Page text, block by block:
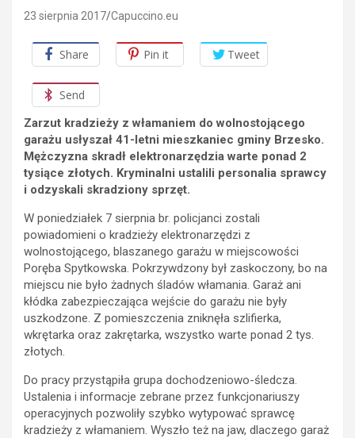
23 sierpnia 2017 Capuccino.eu
Share Pin it Tweet
Send
Zarzut kradzieży z włamaniem do wolnostojącego
garażu usłyszał 41-letni mieszkaniec gminy Brzesko.
Mężczyzna skradł elektronarzędzia warte ponad 2
tysiące złotych. Kryminalni ustalili personalia sprawcy
i odzyskali skradziony sprzęt.
W poniedziałek 7 sierpnia br. policjanci zostali
powiadomieni o kradzieży elektronarzędzi z
wolnostojącego, blaszanego garażu w miejscowości
Poręba Spytkowska. Pokrzywdzony był zaskoczony, bo na
miejscu nie było żadnych śladów włamania. Garaż ani
kłódka zabezpieczająca wejście do garażu nie były
uszkodzone. Z pomieszczenia zniknęła szlifierka,
wkrętarka oraz zakrętarka, wszystko warte ponad 2 tys.
złotych.
Do pracy przystąpiła grupa dochodzeniowo-śledcza.
Ustalenia i informacje zebrane przez funkcjonariuszy
operacyjnych pozwoliły szybko wytypować sprawcę
kradzieży z włamaniem. Wyszło też na jaw, dlaczego garaż